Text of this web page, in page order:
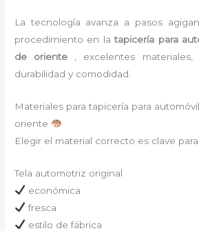
La tecnología avanza a pasos
procedimiento en latapicería para
de oriente
excelentes
durabilidad y comodidad.
Materiales para tapicería para
oriente
Elegir el material correcto es clave
Tela automotriz original
económica
fresca
estilo de fábrica